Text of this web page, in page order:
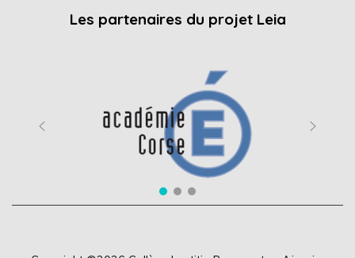
Les partenaires du projet Leia